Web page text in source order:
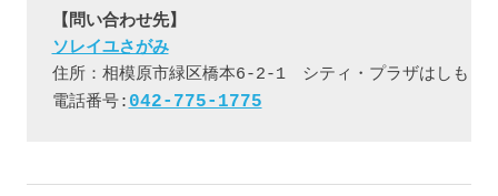
ソレイユさがみ
住所：相模原市緑区橋本6-2-1　シティ・プラザはしもと
電話番号: 042-775-1775